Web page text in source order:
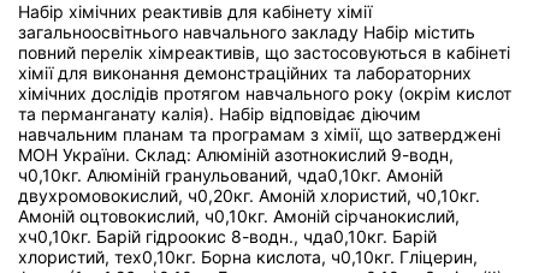
Набір хімічних реактивів для кабінету хімії
загальноосвітнього навчального закладу Набір містить
повний перелік хімреактивів, що застосовуються в кабінеті
хімії для виконання демонстраційних та лабораторних
хімічних дослідів протягом навчального року (окрім кислот
та перманганату калія). Набір відповідає діючим
навчальним планам та програмам з хімії, що затверджені
МОН України. Склад: Алюміній азотнокислий 9-водн,
ч0,10кг. Алюміній гранульований, чда0,10кг. Амоній
двухромовокислий, ч0,20кг. Амоній хлористий, ч0,10кг.
Амоній оцтовокислий, ч0,10кг. Амоній сірчанокислий,
хч0,10кг. Барій гідроокис 8-водн., чда0,10кг. Барій
хлористий, тех0,10кг. Борна кислота, ч0,10кг. Гліцерин,